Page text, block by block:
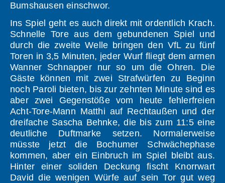
Bumshausen einschwor.
Ins Spiel geht es auch direkt mit ordentlich Krach.
Schnelle Tore aus dem gebundenen Spiel und
durch die zweite Welle bringen den VfL zu fünf
Toren in 3,5 Minuten, jeder Wurf fliegt dem armen
Wanner Schnapper nur so um die Ohren. Die
Gäste können mit zwei Strafwürfen zu Beginn
noch Paroli bieten, bis zur zehnten Minute sind es
aber zwei Gegenstöße vom heute fehlerfreien
Acht-Tore-Mann Matthi auf Rechtaußen und der
dreifache Sascha Behnke, die bis zum 11:5 eine
deutliche Duftmarke setzen. Normalerweise
müsste jetzt die Bochumer Schwächephase
kommen, aber ein Einbruch im Spiel bleibt aus.
Hinter einer soliden Deckung fischt Knorrwart
David die wenigen Würfe auf sein Tor gut weg